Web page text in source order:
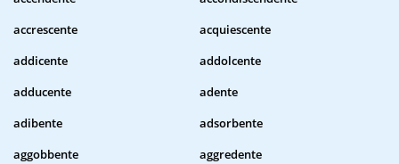
accrescente
acquiescente
addicente
addolcente
adducente
adente
adibente
adsorbente
aggobbente
aggredente